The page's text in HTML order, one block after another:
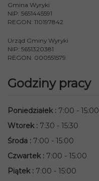
Gmina Wyryki
NIP: 5651445591
REGON: 110197842
Urząd Gminy Wyryki
NIP: 5651320381
REGON: 000551579
Godziny pracy
Poniedziałek: 7:00 - 15:00
Wtorek: 7:30 - 15:30
Środa : 7:00 - 15:00
Czwartek: 7:00 - 15:00
Piątek: 7:00 - 15:00